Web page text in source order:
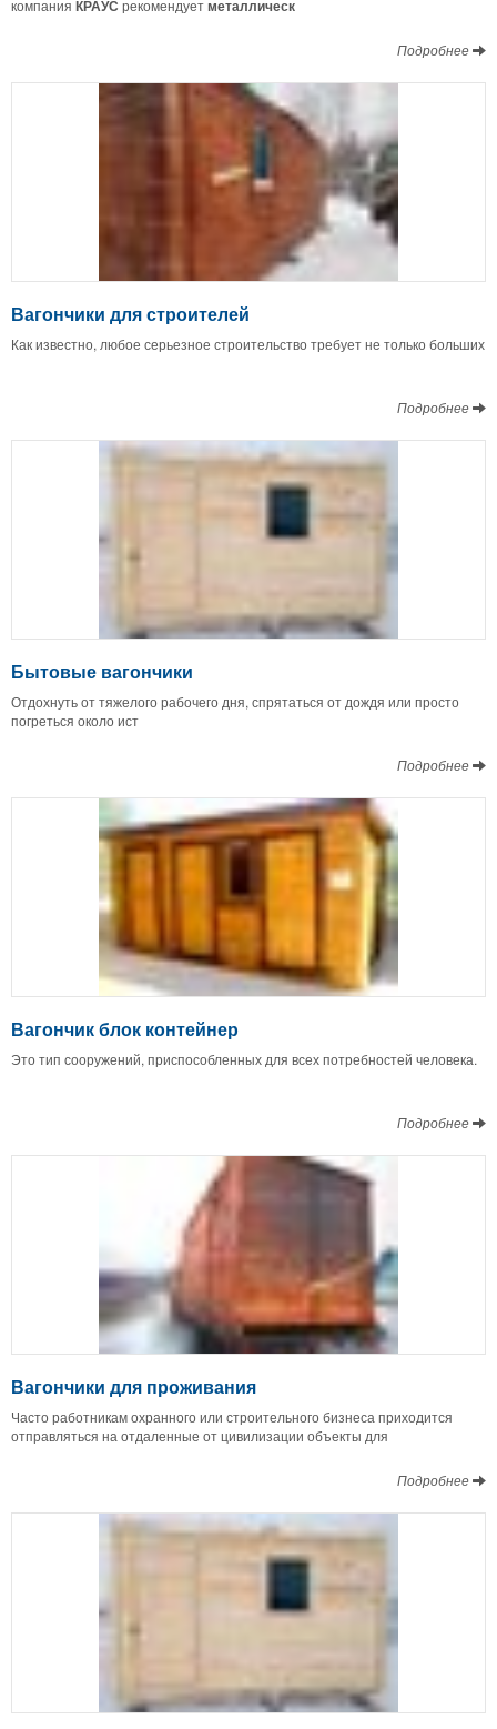
компания КРАУС рекомендуетметаллическ
Подробнее
Вагончики для строителей
Как известно, любое серьезное строительство требует не только больших
Подробнее
Бытовые вагончики
Отдохнуть от тяжелого рабочего дня, спрятаться от дождя или просто
погреться около ист
Подробнее
Вагончик блок контейнер
Это тип сооружений, приспособленных для всех потребностей человека.
Подробнее
Вагончики для проживания
Часто работникам охранного или строительного бизнеса приходится
отправляться на отдаленные от цивилизации объекты для
Подробнее